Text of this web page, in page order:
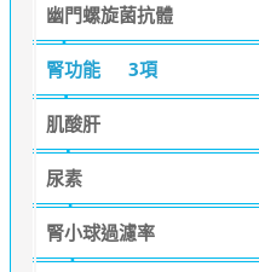
幽門螺旋菌抗體
腎功能 3項
肌酸肝
尿素
腎小球過濾率